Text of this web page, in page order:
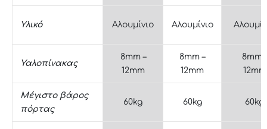
Υλικό Αλουμίνιο Αλουμίνιο
Υαλοπίνακας
8mm –
12mm
8mm –
12mm
8mm –
12mm
Μέγιστο βάρος
πόρτας
60kg 60kg 60kg